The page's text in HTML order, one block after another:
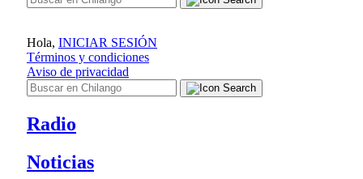
Hola, INICIAR SESIÓN
Términos y condiciones
Aviso de privacidad
Radio
Noticias